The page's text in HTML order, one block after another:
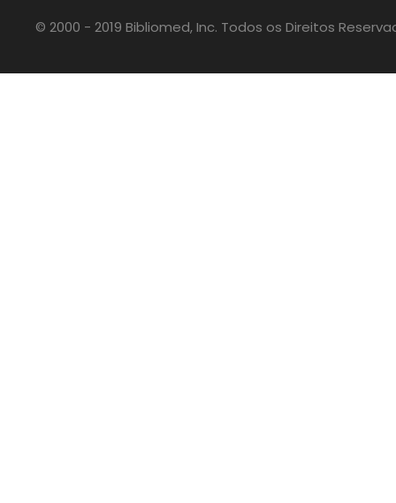
© 2000 - 2019 Bibliomed, Inc. Todos os Direitos